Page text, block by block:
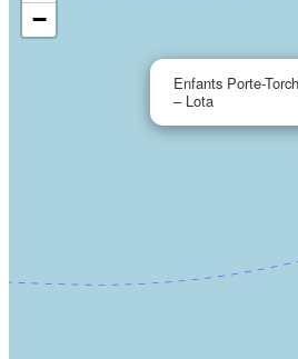
Enfants Porte-
– Lota
−